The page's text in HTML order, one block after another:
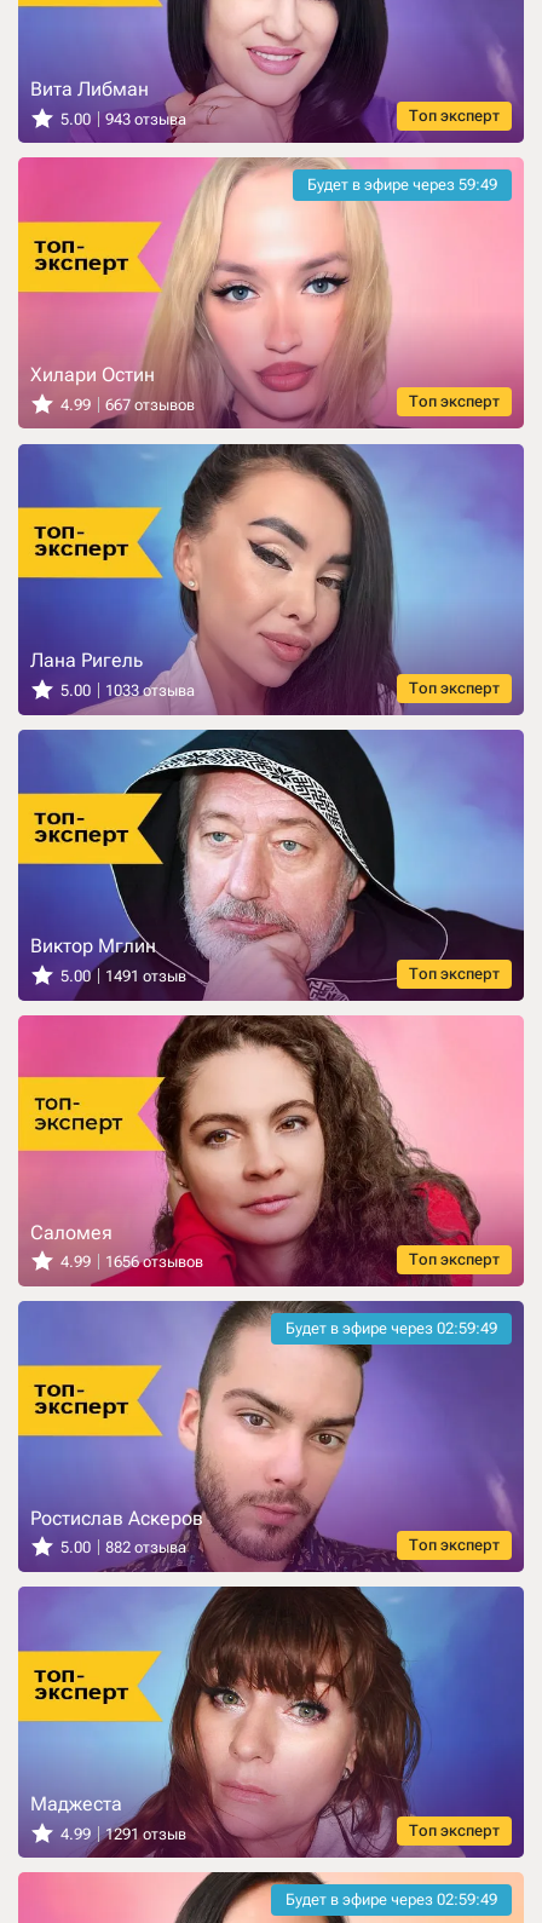
Топ эксперт
Вита Либман
5.00 943 отзыва
Будет в эфире через 59:47
Топ эксперт
Хилари Остин
4.99 667 отзывов
Топ эксперт
Лана Ригель
5.00 1033 отзыва
Топ эксперт
Виктор Мглин
5.00 1491 отзыв
Топ эксперт
Саломея
4.99 1656 отзывов
Будет в эфире через 02:59:47
Топ эксперт
Ростислав Аскеров
5.00 882 отзыва
Топ эксперт
Маджеста
4.99 1291 отзыв
Будет в эфире через 02:59:47